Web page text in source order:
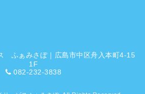
ふぁみさぽ｜広島市中区舟入本町4-15
1F
082-232-3838